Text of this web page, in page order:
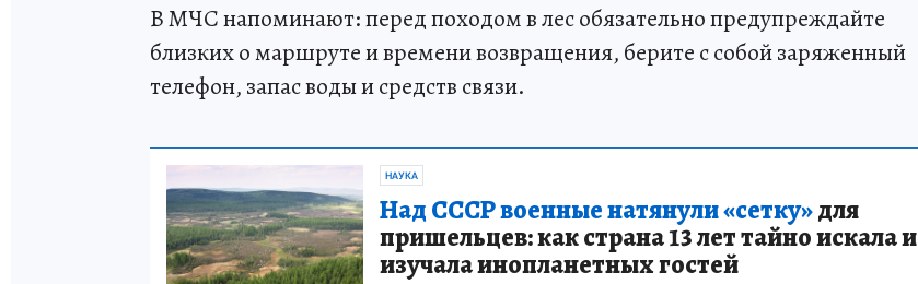
В МЧС напоминают: перед походом в лес обязательно предупреждайте
близких о маршруте и времени возвращения, берите с собой заряженный
телефон, запас воды и средств связи.
НАУКА
Над СССР военные натянули «сетку»для
пришельцев: как страна 13 лет тайно искала и
изучала инопланетных гостей